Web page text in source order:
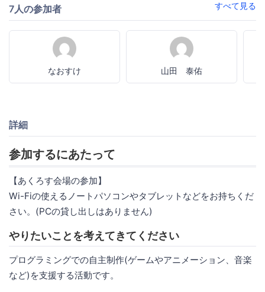
7人の参加者 すべて見る
なおすけ 山田 泰佑
詳細
参加するにあたって
【あくろす会場の参加】
Wi-Fiの使えるノートパソコンやタブレットなどをお持ちくだ
さい。(PCの貸し出しはありません)
やりたいことを考えてきてください
プログラミングでの自主制作(ゲームやアニメーション、音楽
など)を支援する活動です。